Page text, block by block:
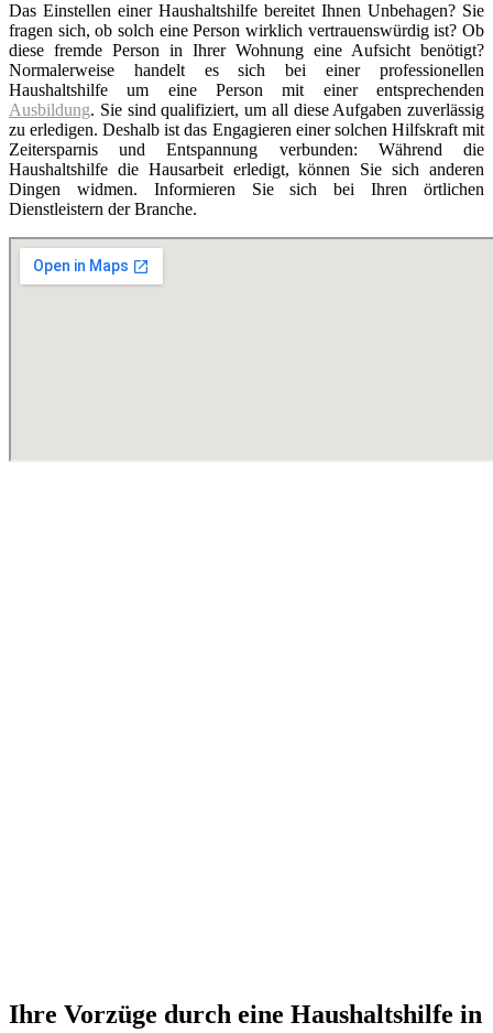
Das Einstellen einer Haushaltshilfe bereitet Ihnen Unbehagen? Sie
fragen sich, ob solch eine Person wirklich vertrauenswürdig ist? Ob
diese fremde Person in Ihrer Wohnung eine Aufsicht benötigt?
Normalerweise handelt es sich bei einer professionellen
Haushaltshilfe um eine Person mit einer entsprechenden
Ausbildung. Sie sind qualifiziert, um all diese Aufgaben zuverlässig
zu erledigen. Deshalb ist das Engagieren einer solchen Hilfskraft mit
Zeitersparnis und Entspannung verbunden: Während die
Haushaltshilfe die Hausarbeit erledigt, können Sie sich anderen
Dingen widmen. Informieren Sie sich bei Ihren örtlichen
Dienstleistern der Branche.
Ihre Vorzüge durch eine Haushaltshilfe in